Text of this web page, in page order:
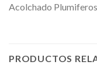
Acolchado
PRODUCTOS